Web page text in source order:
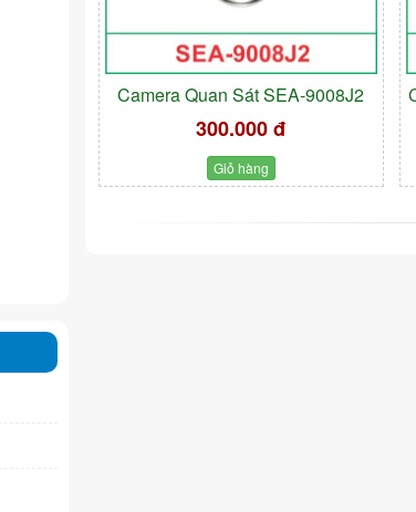
Camera Quan Sát SEA-9008J2
300.000 đ
Giỏ hàng